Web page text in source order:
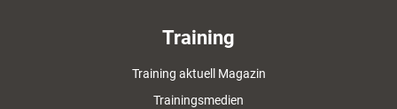
Training
Training aktuell Magazin
Trainingsmedien